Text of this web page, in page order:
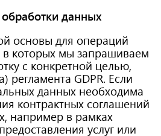
данных
основы для операций
в которых мы запрашиваем
с конкретной целью,
регламента GDPR. Если
данных необходима
контрактных соглашений
например в рамках
услуг или